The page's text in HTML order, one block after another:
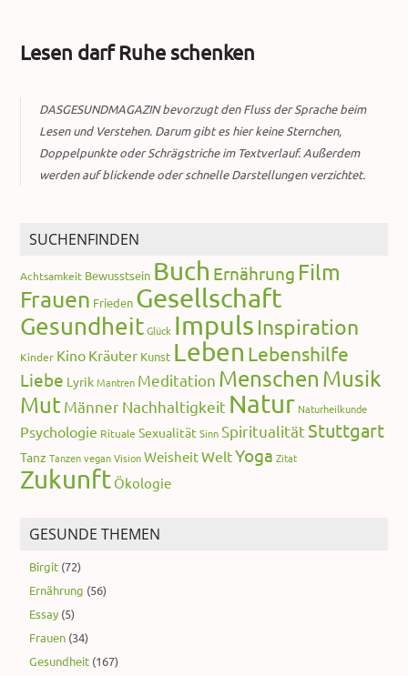
Lesen darf Ruhe schenken
DASGESUNDMAGAZIN bevorzugt den Fluss der Sprache beim
Lesen und Verstehen. Darum gibt es hier keine Sternchen,
Doppelpunkte oder Schrägstriche im Textverlauf. Außerdem
werden auf blickende oder schnelle Darstellungen verzichtet.
SUCHENFINDEN
Achtsamkeit Bewusstsein Buch Ernährung Film
Frauen Frieden Gesellschaft
Gesundheit Glück Impuls Inspiration
Kinder Kino Kräuter Kunst Leben Lebenshilfe
Liebe Lyrik Mantren Meditation Menschen Musik
Mut MännerNachhaltigkeit Natur Naturheilkunde
Psychologie Rituale Sexualität Sinn SpiritualitätStuttgart
Tanz Tanzen vegan Vision WeisheitWeltYoga Zitat
Zukunft Ökologie
GESUNDE THEMEN
Birgit (72)
Ernährung (56)
Essay (5)
Frauen (34)
Gesundheit (167)